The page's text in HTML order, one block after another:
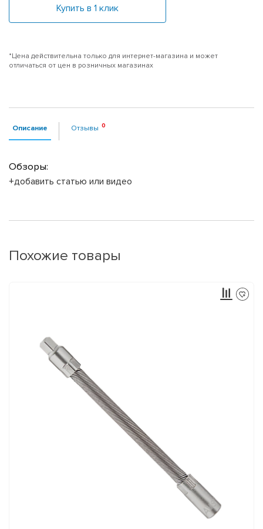
Купить в 1 клик
*Цена действительна только для интернет-магазина и может
отличаться от цен в розничных магазинах
Описание Отзывы
Обзоры:
+добавить статью или видео
Похожие товары